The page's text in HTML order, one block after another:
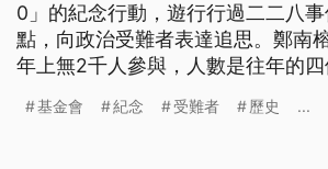
0」的紀念行動，遊行行過二二八
點，向政治受難者表達追思。鄭南
年上無2千人參與，人數是往年的四
會認為這是一个值得珍惜的時機。
基金會 紀念 受難者 歷史 ...